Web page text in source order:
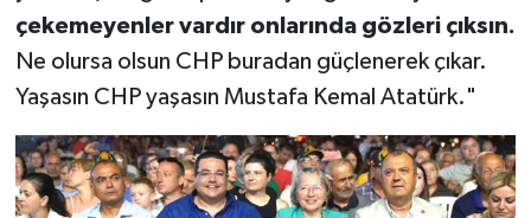
çekemeyenler vardır onlarında gözleri çıksın.
Ne olursa olsun CHP buradan güçlenerek çıkar.
Yaşasın CHP yaşasın Mustafa Kemal Atatürk."